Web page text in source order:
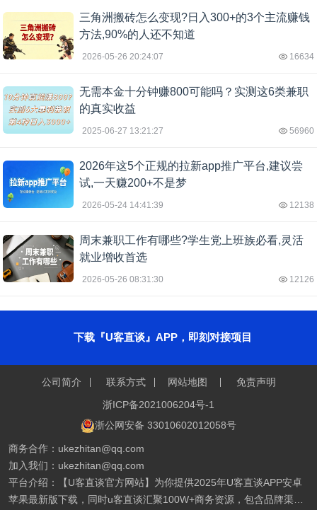
三角洲搬砖怎么变现?日入300+的3个主流赚钱
方法,90%的人还不知道
2026-05-26 20:24:07 16634
无需本金十分钟赚800可能吗？实测这6类兼职
的真实收益
2025-06-27 13:21:27 56960
2026年这5个正规的拉新app推广平台,建议尝
试,一天赚200+不是梦
2026-05-24 14:41:39 12138
周末兼职工作有哪些?学生党上班族必看,灵活
就业增收首选
2026-05-26 08:31:30 12126
下载『U客直谈』APP，即刻对接项目
公司简介 联系方式 网站地图
免责声明
浙ICP备2021006204号-1
浙公网安备 33010602012058号
商务合作：ukezhitan@qq.com
加入我们：ukezhitan@qq.com
平台介绍：【U客直谈官方网站】为你提供2025年U客直谈APP安卓
苹果最新版下载，同时u客直谈汇聚100W+商务资源，包含品牌渠